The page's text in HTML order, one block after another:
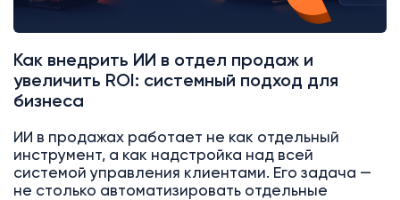
Как внедрить ИИ в отдел продаж и
увеличить ROI: системный подход для
бизнеса
ИИ в продажах работает не как отдельный
инструмент, а как надстройка над всей
системой управления клиентами. Его задача —
не столько автоматизировать отдельные